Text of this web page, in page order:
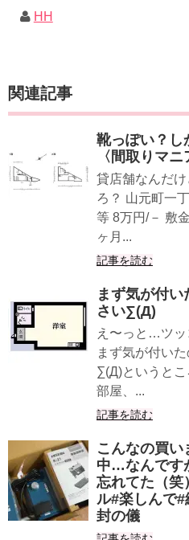
HH
関連記事
靴っぽい？し
〈間取りマニ
貸店舗なんだ
ろ？ 山元町一
等 8万円/－ 敷
ヶ月...
記事を読む
まず気が付い
さい∑(Д)
え〜っと…ツッ
まず気が付い
∑(Д)というと
部屋、...
記事を読む
こんなの買い
中…なんです
忘れてた（笑
ル#楽しんで#
封の儀